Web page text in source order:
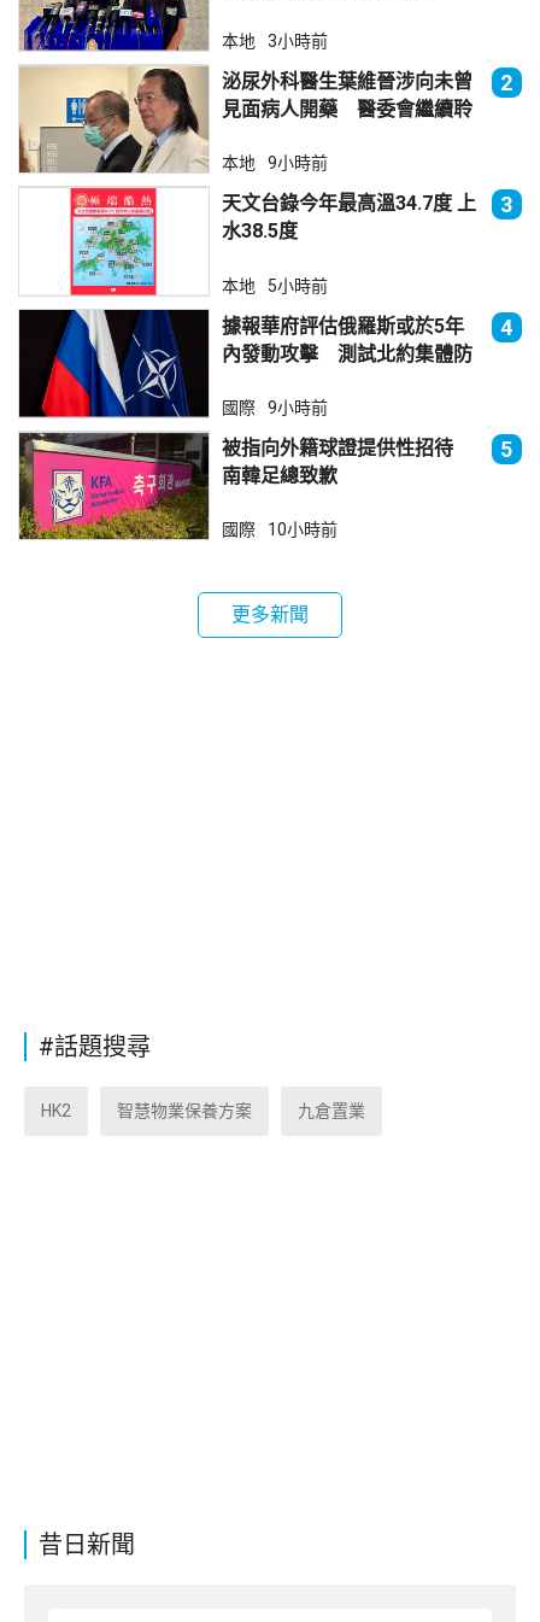
昔日新聞
本地 3小時前
泌尿外科醫生葉維晉涉向未曾
見面病人開藥 醫委會繼續聆
2
本地 9小時前
天文台錄今年最高溫34.7度 上
水38.5度
3
本地 5小時前
據報華府評估俄羅斯或於5年
內發動攻擊 測試北約集體防
4
國際 9小時前
被指向外籍球證提供性招待
南韓足總致歉
5
國際 10小時前
更多新聞
#話題搜尋
HK2 智慧物業保養方案 九倉置業